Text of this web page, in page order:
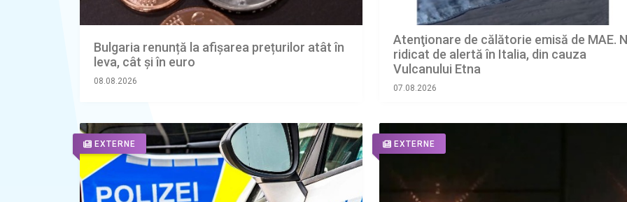
Bulgaria renunță la afișarea prețurilor atât în
leva, cât și în euro
08.08.2026
Atenţionare de călătorie emisă de MAE.
ridicat de alertă în Italia, din cauza
Vulcanului Etna
07.08.2026
EXTERNE EXTERNE